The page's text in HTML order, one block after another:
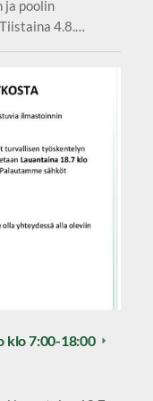
ja poolin
4.8.…
klo 7:00-18:00